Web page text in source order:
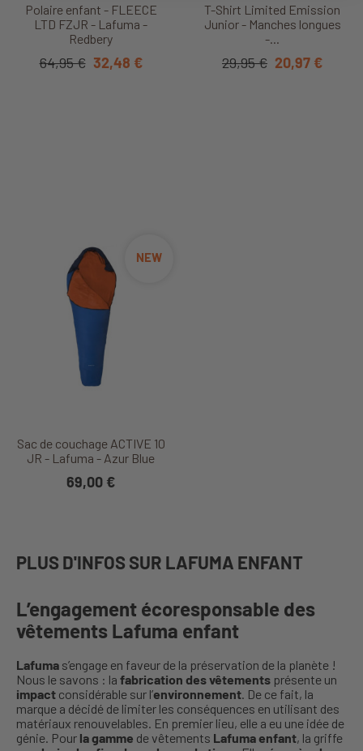
Polaire enfant - FLEECE
LTD FZJR - Lafuma -
Redbery
64,95 € 32,48 €
T-Shirt Limited Emission
Junior - Manches longues
-...
29,95 € 20,97 €
Sac de couchage ACTIVE 10
JR - Lafuma - Azur Blue
NEW
69,00 €
PLUS D'INFOS SUR LAFUMA ENFANT
L’engagement écoresponsable des
vêtements Lafuma enfant
Lafuma s’engage en faveur de la préservation de la planète !
Nous le savons : la fabrication des vêtements présente un
impact considérable sur l’environnement. De ce fait, la
marque a décidé de limiter les conséquences en utilisant des
matériaux renouvelables. En premier lieu, elle a eu une idée de
génie. Pour la gamme de vêtements Lafuma enfant, la griffe